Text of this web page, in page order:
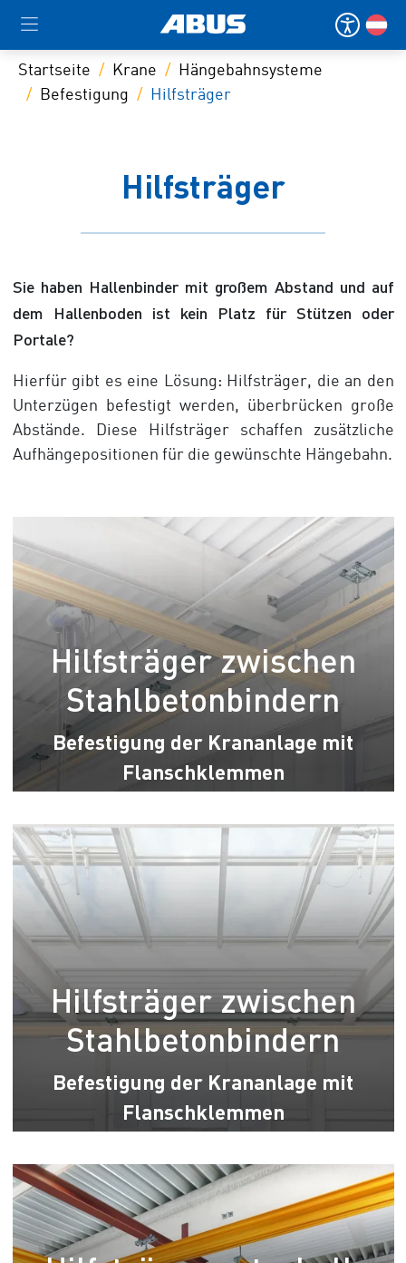
Startseite Krane
Hängebahnsysteme
Befestigung
Hilfsträger
Hilfsträger
Sie haben Hallenbinder mit großem Abstand und auf
dem Hallenboden ist kein Platz für Stützen oder
Portale?
Hierfür gibt es eine Lösung: Hilfsträger, die an den
Unterzügen befestigt werden, überbrücken große
Abstände. Diese Hilfsträger schaffen zusätzliche
Aufhängepositionen für die gewünschte Hängebahn.
Hilfsträger zwischen
Stahlbetonbindern
Befestigung der Krananlage mit
Flanschklemmen
Hilfsträger zwischen
Stahlbetonbindern
Befestigung der Krananlage mit
Flanschklemmen